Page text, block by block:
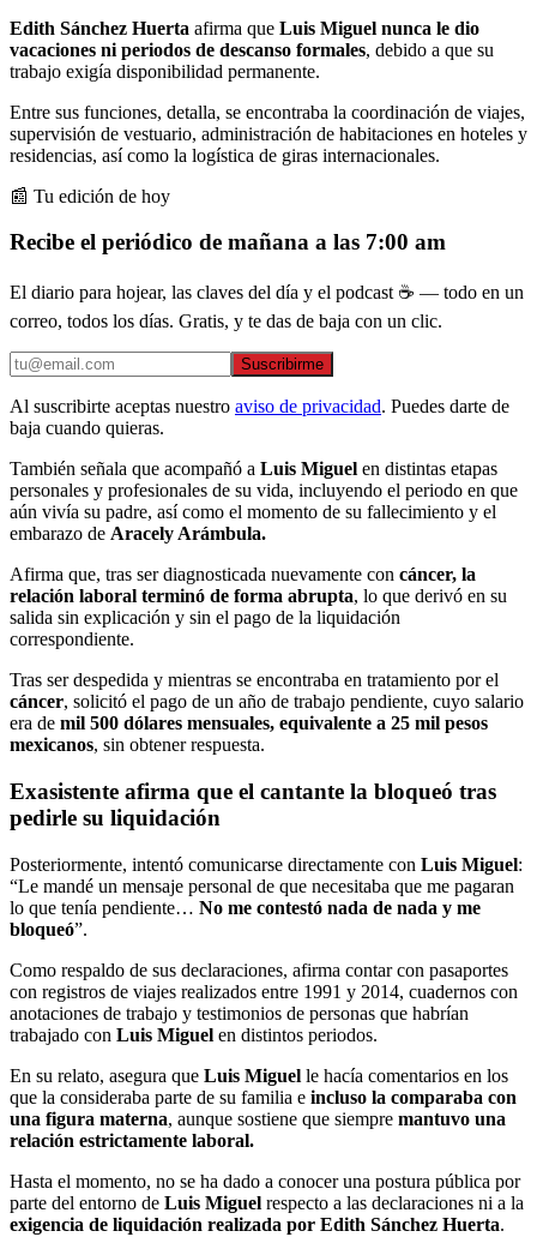
Edith Sánchez Huerta afirma que Luis Miguel nunca le dio
vacaciones ni periodos de descanso formales, debido a que su
trabajo exigía disponibilidad permanente.
Entre sus funciones, detalla, se encontraba la coordinación de viajes,
supervisión de vestuario, administración de habitaciones en hoteles y
residencias, así como la logística de giras internacionales.
📰 Tu edición de hoy
Recibe el periódico de mañana a las 7:00 am
El diario para hojear, las claves del día y el podcast ☕ — todo en un
correo, todos los días. Gratis, y te das de baja con un clic.
Suscribirme
Al suscribirte aceptas nuestro aviso de privacidad. Puedes darte de
baja cuando quieras.
También señala que acompañó a Luis Miguel en distintas etapas
personales y profesionales de su vida, incluyendo el periodo en que
aún vivía su padre, así como el momento de su fallecimiento y el
embarazo de Aracely Arámbula.
Afirma que, tras ser diagnosticada nuevamente con cáncer, la
relación laboral terminó de forma abrupta, lo que derivó en su
salida sin explicación y sin el pago de la liquidación
correspondiente.
Tras ser despedida y mientras se encontraba en tratamiento por el
cáncer, solicitó el pago de un año de trabajo pendiente, cuyo salario
era de mil 500 dólares mensuales, equivalente a 25 mil pesos
mexicanos, sin obtener respuesta.
Exasistente afirma que el cantante la bloqueó tras
pedirle su liquidación
Posteriormente, intentó comunicarse directamente con Luis Miguel:
“Le mandé un mensaje personal de que necesitaba que me pagaran
lo que tenía pendiente… No me contestó nada de nada y me
bloqueó”.
Como respaldo de sus declaraciones, afirma contar con pasaportes
con registros de viajes realizados entre 1991 y 2014, cuadernos con
anotaciones de trabajo y testimonios de personas que habrían
trabajado con Luis Miguel en distintos periodos.
En su relato, asegura que Luis Miguel le hacía comentarios en los
que la consideraba parte de su familia e incluso la comparaba con
una figura materna, aunque sostiene que siempre mantuvo una
relación estrictamente laboral.
Hasta el momento, no se ha dado a conocer una postura pública por
parte del entorno de Luis Miguel respecto a las declaraciones ni a la
exigencia de liquidación realizada por Edith Sánchez Huerta.